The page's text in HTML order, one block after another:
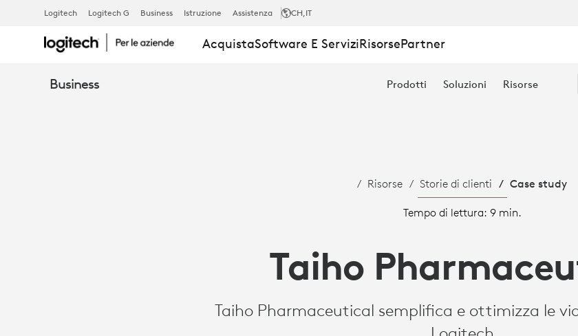
CASE
STUDY:
PHARMACEUTICAL
Logitech Logitech G Business Istruzione Assistenza CH,IT
AcquistaSoftware E ServiziRisorsePartner
Business Prodotti Soluzioni Risorse
Risorse Storie di clienti Case study
Tempo di lettura: 9 min.
Taiho
Taiho Pharmaceutical semplifica e ottimizza le